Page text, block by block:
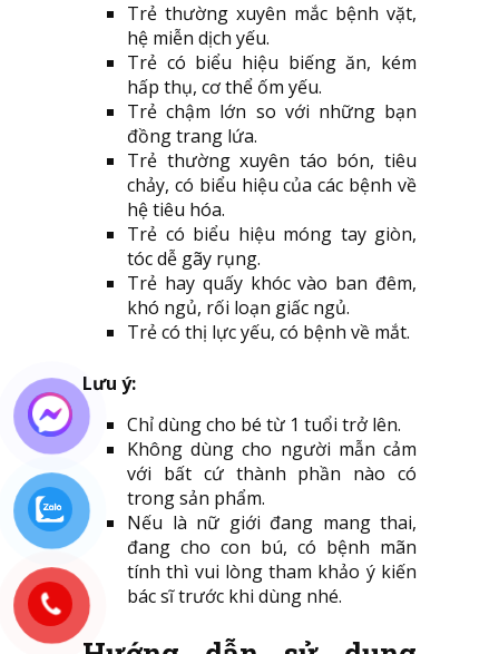
Trẻ thường xuyên mắc bệnh vặt,
hệ miễn dịch yếu.
Trẻ có biểu hiệu biếng ăn, kém
hấp thụ, cơ thể ốm yếu.
Trẻ chậm lớn so với những bạn
đồng trang lứa.
Trẻ thường xuyên táo bón, tiêu
chảy, có biểu hiệu của các bệnh về
hệ tiêu hóa.
Trẻ có biểu hiệu móng tay giòn,
tóc dễ gãy rụng.
Trẻ hay quấy khóc vào ban đêm,
khó ngủ, rối loạn giấc ngủ.
Trẻ có thị lực yếu, có bệnh về mắt.
Lưu ý:
Chỉ dùng cho bé từ 1 tuổi trở lên.
Không dùng cho người mẫn cảm
với bất cứ thành phần nào có
trong sản phẩm.
Nếu là nữ giới đang mang thai,
đang cho con bú, có bệnh mãn
tính thì vui lòng tham khảo ý kiến
bác sĩ trước khi dùng nhé.